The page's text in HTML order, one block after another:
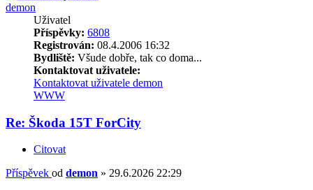
demon
Uživatel
Příspěvky: 6808
Registrován: 08.4.2006 16:32
Bydliště: Všude dobře, tak co doma...
Kontaktovat uživatele:
Kontaktovat uživatele demon
WWW
Re: Škoda 15T ForCity
Citovat
Příspěvek od demon » 29.6.2026 22:29